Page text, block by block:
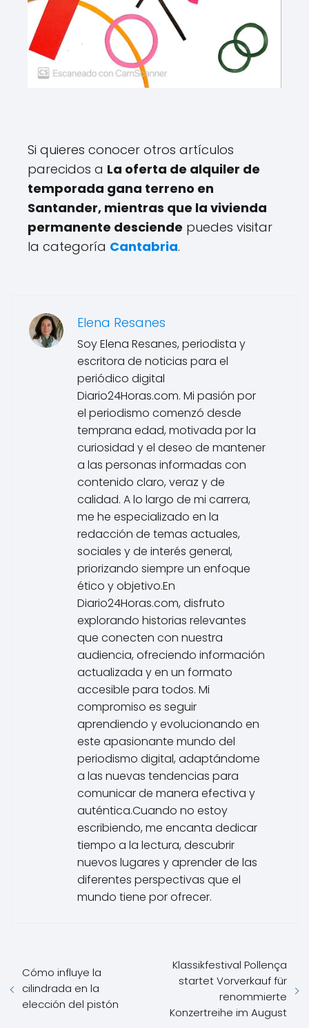
Si quieres conocer otros artículos
parecidos a La oferta de alquiler de
temporada gana terreno en
Santander, mientras que la vivienda
permanente desciende puedes visitar
la categoría Cantabria.
Elena Resanes
Soy Elena Resanes, periodista y
escritora de noticias para el
periódico digital
Diario24Horas.com. Mi pasión por
el periodismo comenzó desde
temprana edad, motivada por la
curiosidad y el deseo de mantener
a las personas informadas con
contenido claro, veraz y de
calidad. A lo largo de mi carrera,
me he especializado en la
redacción de temas actuales,
sociales y de interés general,
priorizando siempre un enfoque
ético y objetivo.En
Diario24Horas.com, disfruto
explorando historias relevantes
que conecten con nuestra
audiencia, ofreciendo información
actualizada y en un formato
accesible para todos. Mi
compromiso es seguir
aprendiendo y evolucionando en
este apasionante mundo del
periodismo digital, adaptándome
a las nuevas tendencias para
comunicar de manera efectiva y
auténtica.Cuando no estoy
escribiendo, me encanta dedicar
tiempo a la lectura, descubrir
nuevos lugares y aprender de las
diferentes perspectivas que el
mundo tiene por ofrecer.
Cómo influye la
cilindrada en la
elección del pistón
Klassikfestival Pollença
startet Vorverkauf für
renommierte
Konzertreihe im August